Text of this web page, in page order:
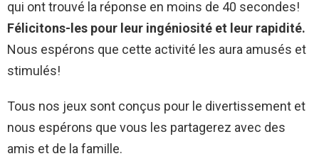
qui ont trouvé la réponse en moins de 40 secondes!
Félicitons-les pour leur ingéniosité et leur rapidité.
Nous espérons que cette activité les aura amusés et
stimulés!
Tous nos jeux sont conçus pour le divertissement et
nous espérons que vous les partagerez avec des
amis et de la famille.